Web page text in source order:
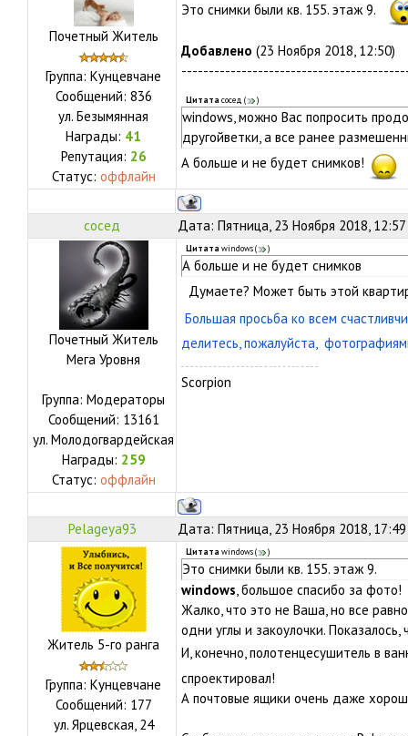
Почетный Житель
Группа: Кунцевчане
Сообщений: 836
ул. Безымянная
Награды: 41
Репутация: 26
Статус: оффлайн
Это снимки были кв. 155. этаж 9.
Добавлено (23 Ноября 2018, 12:50)
Цитата сосед ( )
windows, можно Вас попросить
другойветки, а все ранее
А больше и не будет снимков!
сосед Дата: Пятница, 23 Ноября 2018,
Почетный Житель
Мега Уровня
Группа: Модераторы
Сообщений: 13161
ул. Молодогвардейская
Награды: 259
Статус: оффлайн
Цитата windows( )
А больше и не будет снимков
Думаете? Может быть этой
Большая просьба ко всем
делитесь, пожалуйста,
Scorpion
Pelageya93 Дата: Пятница, 23 Ноября 2018,
Житель 5-го ранга
Группа: Кунцевчане
Сообщений: 177
ул. Ярцевская, 24
Цитата windows( )
Это снимки были кв. 155. этаж 9.
windows, большое спасибо за фото!
Жалко, что это не Ваша, но все
одни углы и закоулочки.
И, конечно, полотенцесушитель в
спроектировал!
А почтовые ящики очень даже